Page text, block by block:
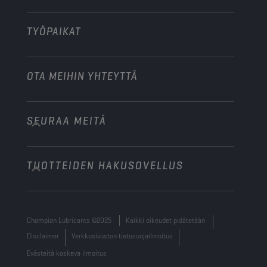
TYÖPAIKAT
OTA MEIHIN YHTEYTTÄ
info@championlubes.com
+32 3 870 00 20
Georges Gilliotstraat, 52 2620 Hemiksem
SEURAA MEITÄ
TUOTTEIDEN HAKUSOVELLUS
Champion Lubricants ©2025
Kaikki oikeudet pidätetään
Disclaimer
Verkkosivuston tietosuojailmoitus
Evästeitä koskeva ilmoitus